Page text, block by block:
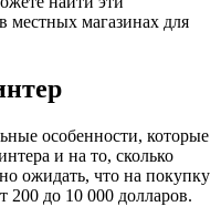
местных магазинах для
особенности, которые
и на то, сколько
ожидать, что на покупку
200 до 10 000 долларов.